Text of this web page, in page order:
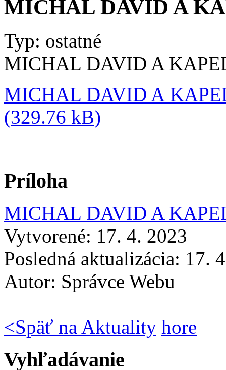
MICHAL DAVID A
Typ: ostatné
MICHAL DAVID A
MICHAL DAVID A
(329.76 kB)
Príloha
MICHAL DAVID A
Vytvorené: 17. 4. 2023
Posledná aktualizácia: 17.
Autor: Správce Webu
<Späť na Aktuality hore
Vyhľadávanie